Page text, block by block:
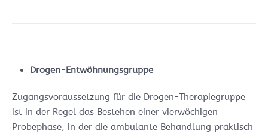
Drogen-Entwöhnungsgruppe
Zugangsvoraussetzung für die Drogen-Therapiegruppe
ist in der Regel das Bestehen einer vierwöchigen
Probephase, in der die ambulante Behandlung praktisch